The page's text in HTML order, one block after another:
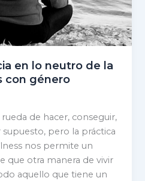
en lo neutro de la
con género
de hacer, conseguir,
pero la práctica
nos permite un
que otra manera de vivir
aquello que tiene un